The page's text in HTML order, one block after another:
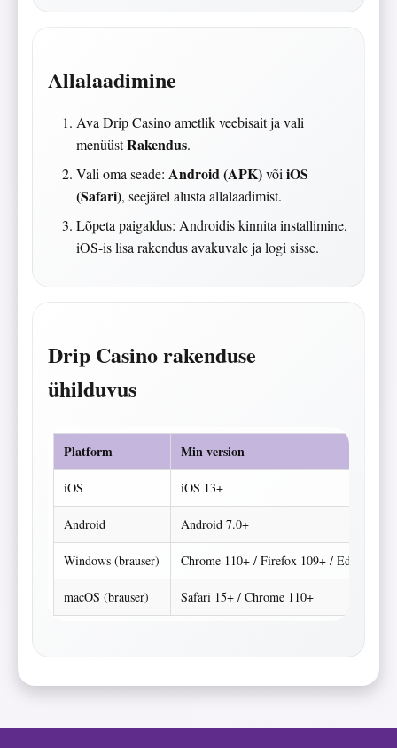
Allalaadimine
Ava Drip Casino ametlik veebisait ja vali
menüüstRakendus.
Vali oma seade: Android (APK)või iOS
(Safari), seejärel alusta allalaadimist.
Lõpeta paigaldus: Androidis kinnita installimine,
iOS-is lisa rakendus avakuvale ja logi sisse.
Drip Casino rakenduse
ühilduvus
Platform Min version
iOS iOS 13+
Android Android 7.0+
Windows (brauser) Chrome 110+ / Firefox 109+ / Edge 110+
macOS (brauser) Safari 15+ / Chrome 110+